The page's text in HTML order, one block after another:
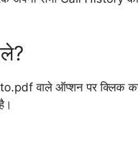
वाले ऑप्शन पर क्लिक